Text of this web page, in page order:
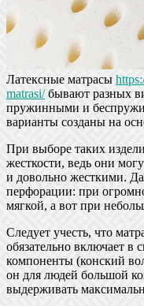
Латексные матрасы
matrasi/бывают разных
пружинными и
варианты созданы на
При выборе таких
жесткости, ведь они
и довольно жесткими.
перфорации: при
мягкой, а вот при
Следует учесть, что
обязательно включает в
компоненты (конский
он для людей большой
выдерживать